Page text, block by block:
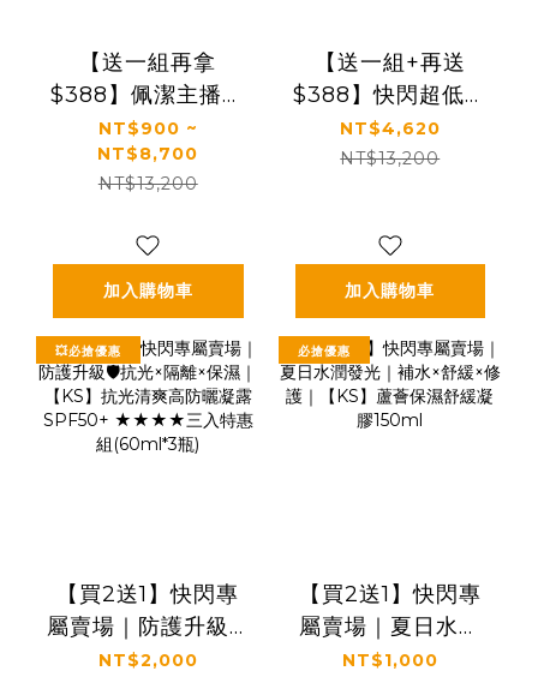
【送一組再拿
$388】佩潔主播推
薦🔥熱銷必買組｜
【KS】凍齡奇肌活
膚露/全效精華/精華
NT$900 ~
NT$8,700
NT$13,200
加入購物車
【送一組+再送
$388】快閃超低價
｜【KS】凍齡奇肌
凍齡抗老緊緻套組
霜30ml)🎁贈精美
提袋
NT$4,620
NT$13,200
加入購物車
💥必搶優惠
【買2送1】快閃專
屬賣場｜防護升級🛡️
抗光×隔離×保濕｜
NT$2,000
必搶優惠
【買2送1】快閃專
屬賣場｜夏日水潤
發光｜補水×舒緩×
NT$1,000